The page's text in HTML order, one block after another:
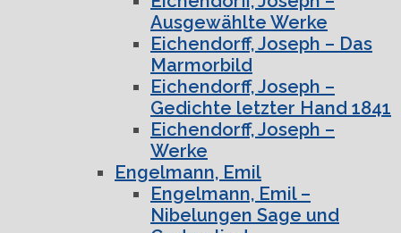
Ausgewählte Werke
Eichendorff, Joseph – Das
Marmorbild
Eichendorff, Joseph –
Gedichte letzter Hand 1841
Eichendorff, Joseph –
Werke
Engelmann, Emil
Engelmann, Emil –
Nibelungen Sage und